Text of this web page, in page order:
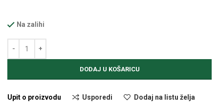
Na zalihi
DODAJ U KOŠARICU
Upit o proizvodu Usporedi Dodaj na listu želja